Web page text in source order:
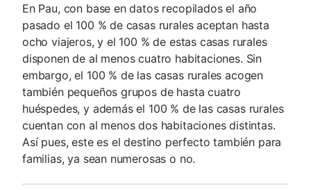
En Pau, con base en datos recopilados el año
pasado el 100 % de casas rurales aceptan hasta
ocho viajeros, y el 100 % de estas casas rurales
disponen de al menos cuatro habitaciones. Sin
embargo, el 100 % de las casas rurales acogen
también pequeños grupos de hasta cuatro
huéspedes, y además el 100 % de las casas rurales
cuentan con al menos dos habitaciones distintas.
Así pues, este es el destino perfecto también para
familias, ya sean numerosas o no.